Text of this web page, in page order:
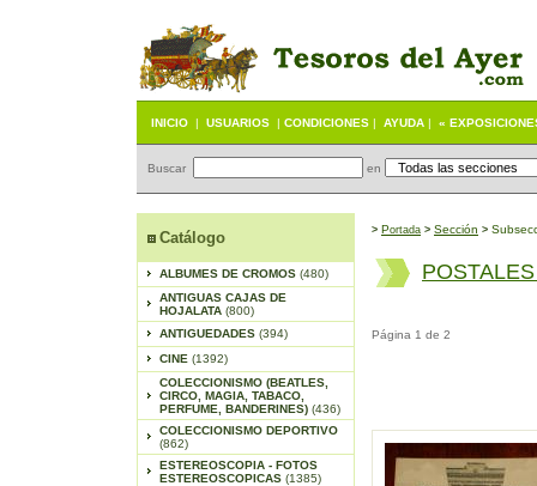
INICIO | USUARIOS | CONDICIONES | AYUDA | «
Buscar en
Catálogo
ALBUMES DE CROMOS (480)
ANTIGUAS CAJAS DE
HOJALATA (800)
ANTIGUEDADES (394)
CINE (1392)
COLECCIONISMO (BEATLES,
CIRCO, MAGIA, TABACO,
PERFUME, BANDERINES) (436)
COLECCIONISMO DEPORTIVO
(862)
ESTEREOSCOPIA - FOTOS
ESTEREOSCOPICAS (1385)
> Portada > Sección >
Página 1 de 2